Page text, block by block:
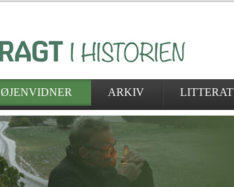
ØJENVIDNER ARKIV